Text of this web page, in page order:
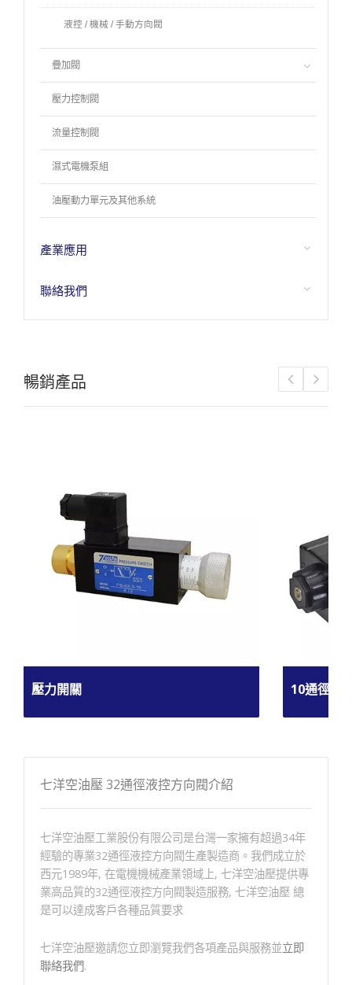
液控 / 機械 / 手動方向閥
疊加閥
壓力控制閥
流量控制閥
濕式電機泵組
油壓動力單元及其他系統
產業應用
聯絡我們
暢銷產品
壓力開關 10通徑電
七洋空油壓 32通徑液控方向閥介紹
七洋空油壓工業股份有限公司是台灣一家擁有超過34年
經驗的專業32通徑液控方向閥生產製造商。我們成立於
西元1989年, 在電機機械產業領域上, 七洋空油壓提供專
業高品質的32通徑液控方向閥製造服務, 七洋空油壓 總
是可以達成客戶各種品質要求
七洋空油壓邀請您立即瀏覽我們各項產品與服務並立即
聯絡我們.